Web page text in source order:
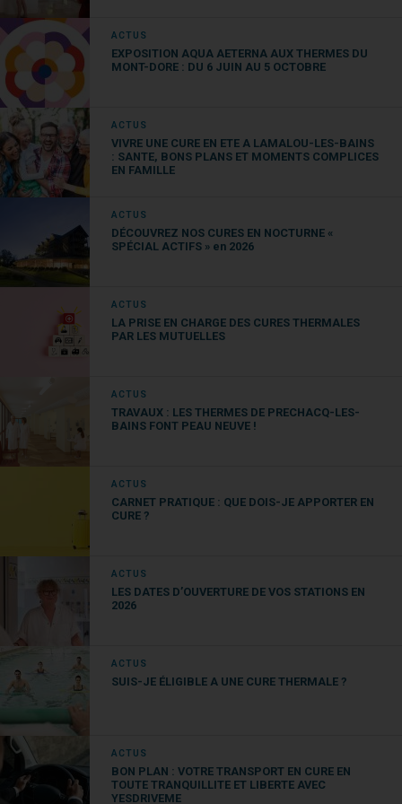
C’estune femme, et elle est miraculeusement
en vie.Ce moment marque
coexistence, et la fin du monde semble soudain
moins pressante
Perspective(s)
A Florence, en 1557, au pied des fresques sur
lesquelles il avait travaillé acharnement pendant
le célèbre peintre Pontormo est
retrouvé assassiné.C’est àVasari, l’homme à
tout faire du duc de Florence, que l’on confie la
mission d’enquêter sur cette affaire délicate.
Pour l’assister dans cette tâche délicate,
tourne vers le vieil exilé Michel-Ange, qui se
trouve à Rome.Dans cette époque tumultueuse,
la finesse politique sont impératives
Perspective(s)
est un roman policier historique
épistolaire qui explore cette époque fascinante.
des meilleurs artistes, sculpteurs et architectes de
l’époque,chacun des correspondants joue un rôle
crucial dans cette intrigue complexe
l’accusation
Vous ne connaissez rien de moi
Héraclès (JC Lattès)
Julie Héraclès nous offre une histoire
bouleversante inspirée d’une photographie
prise en 1944 par Robert Capa
une jeune femme rasée et marquée au fer rouge,
portant un nouveau-né, au milieu d’une foule
ACTUS
EXPOSITION AQUA AETERNA AUX THERMES DU
MONT-DORE : DU 6 JUIN AU 5 OCTOBRE
ACTUS
VIVRE UNE CURE EN ETE A LAMALOU-LES-BAINS
: SANTE, BONS PLANS ET MOMENTS COMPLICES
EN FAMILLE
ACTUS
DÉCOUVREZ NOS CURES EN NOCTURNE «
SPÉCIAL ACTIFS » en 2026
ACTUS
LA PRISE EN CHARGE DES CURES THERMALES
PAR LES MUTUELLES
ACTUS
TRAVAUX : LES THERMES DE PRECHACQ-LES-
BAINS FONT PEAU NEUVE !
ACTUS
CARNET PRATIQUE : QUE DOIS-JE APPORTER EN
CURE ?
ACTUS
LES DATES D’OUVERTURE DE VOS STATIONS EN
2026
ACTUS
SUIS-JE ÉLIGIBLE A UNE CURE THERMALE ?
ACTUS
BON PLAN : VOTRE TRANSPORT EN CURE EN
TOUTE TRANQUILLITE ET LIBERTE AVEC
YESDRIVEME